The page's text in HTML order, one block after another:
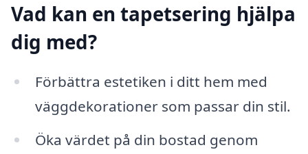
Vad kan en tapetsering hjälpa
dig med?
Förbättra estetiken i ditt hem med
väggdekorationer som passar din stil.
Öka värdet på din bostad genom